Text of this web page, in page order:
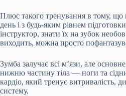
Плюс такого тренування в тому,
день і з будь-яким рівнем
інструктор, знати їх на зубок
виходить, можна просто
Зумба залучає всі м’язи, але
нижню частину тіла — ноги та
кардіо, який тренує витривалість,
систему.